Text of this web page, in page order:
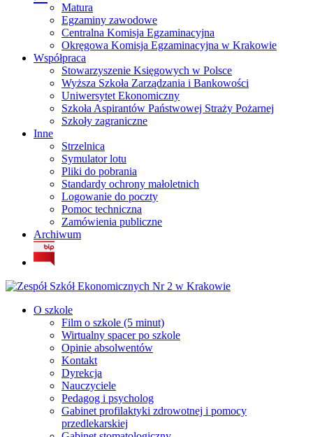
Matura
Egzaminy zawodowe
Centralna Komisja Egzaminacyjna
Okręgowa Komisja Egzaminacyjna w Krakowie
Współpraca
Stowarzyszenie Księgowych w Polsce
Wyższa Szkoła Zarządzania i Bankowości
Uniwersytet Ekonomiczny
Szkoła Aspirantów Państwowej Straży Pożarnej
Szkoły zagraniczne
Inne
Strzelnica
Symulator lotu
Pliki do pobrania
Standardy ochrony małoletnich
Logowanie do poczty
Pomoc techniczna
Zamówienia publiczne
Archiwum
O szkole
Film o szkole (5 minut)
Wirtualny spacer po szkole
Opinie absolwentów
Kontakt
Dyrekcja
Nauczyciele
Pedagog i psycholog
Gabinet profilaktyki zdrowotnej i pomocy
przedlekarskiej